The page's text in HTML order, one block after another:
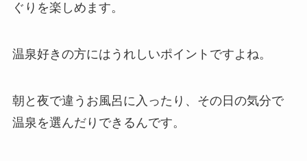
ぐりを楽しめます。
温泉好きの方にはうれしいポイントですよね。
朝と夜で違うお風呂に入ったり、その日の気分で
温泉を選んだりできるんです。